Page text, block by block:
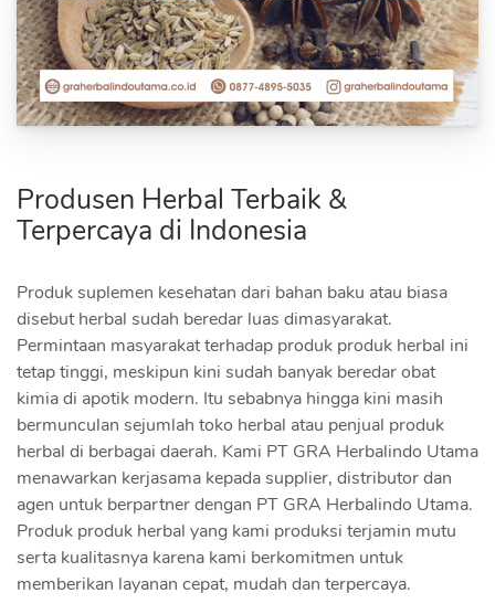
Produsen Herbal Terbaik &
Terpercaya di Indonesia
Produk suplemen kesehatan dari bahan baku atau biasa
disebut herbal sudah beredar luas dimasyarakat.
Permintaan masyarakat terhadap produk produk herbal ini
tetap tinggi, meskipun kini sudah banyak beredar obat
kimia di apotik modern. Itu sebabnya hingga kini masih
bermunculan sejumlah toko herbal atau penjual produk
herbal di berbagai daerah. Kami PT GRA Herbalindo Utama
menawarkan kerjasama kepada supplier, distributor dan
agen untuk berpartner dengan PT GRA Herbalindo Utama.
Produk produk herbal yang kami produksi terjamin mutu
serta kualitasnya karena kami berkomitmen untuk
memberikan layanan cepat, mudah dan terpercaya.